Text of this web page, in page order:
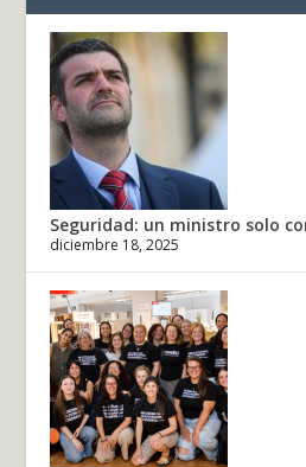
Seguridad: un ministro solo
diciembre 18, 2025